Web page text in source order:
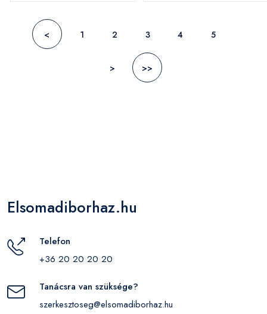
< 1 2 3 4 5
> >>
Elsomadiborhaz.hu
Telefon
+36 20 20 20 20
Tanácsra van szüksége?
szerkesztoseg@elsomadiborhaz.hu